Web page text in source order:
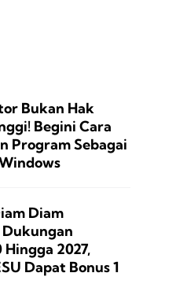
Bukan Hak
Begini Cara
Program Sebagai
Diam
2027,
Dapat Bonus 1